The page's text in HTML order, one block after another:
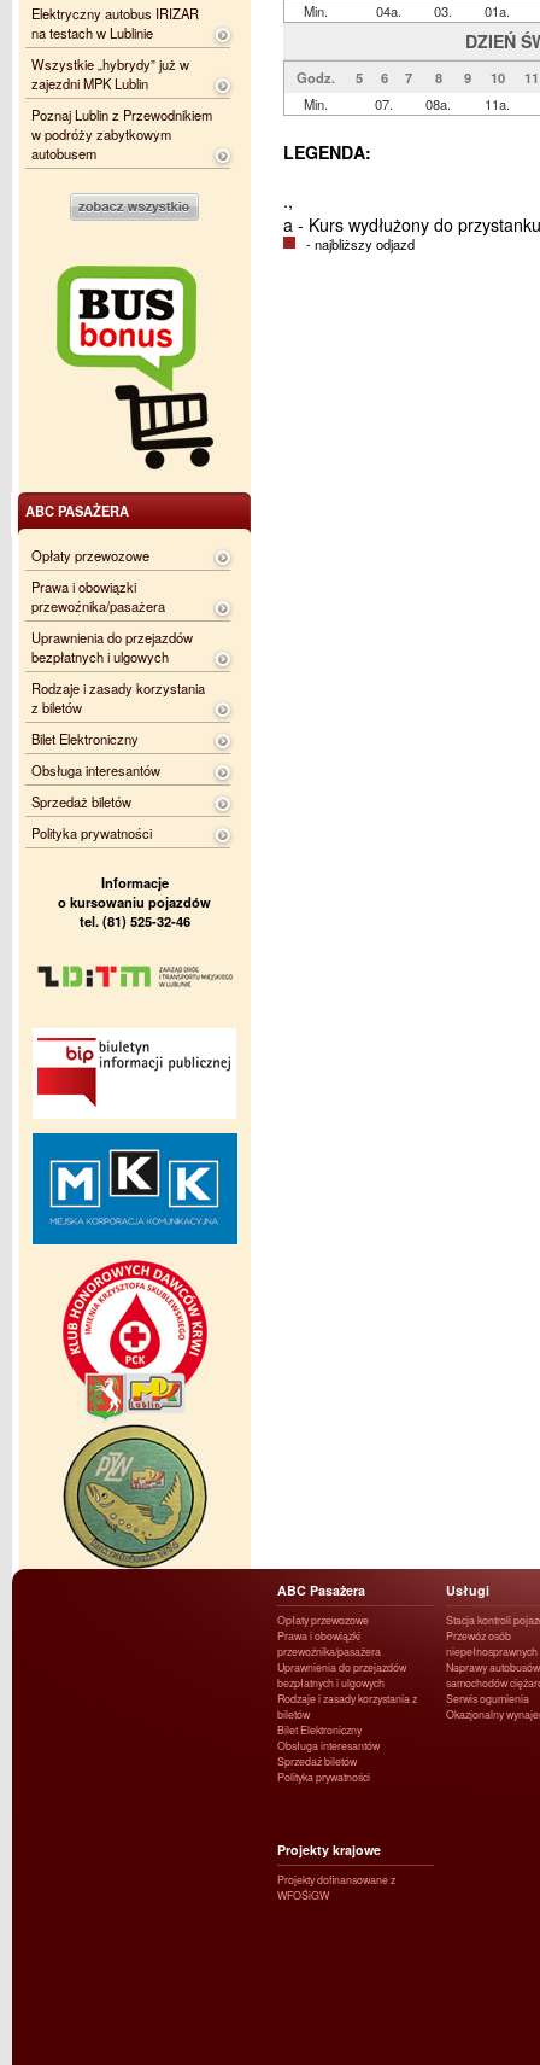
Min.
04a. 03. 01a.
DZIEŃ
Godz. 5 6 7 8 9 10
11
Min.
07. 08a. 11a.
LEGENDA:
.,
a - Kurs wydłużony do
- najbliższy odjazd
Elektryczny autobus IRIZAR
na testach w Lublinie
Wszystkie „hybrydy” już w
zajezdni MPK Lublin
Poznaj Lublin z Przewodnikiem
w podróży zabytkowym
autobusem
ABC PASAŻERA
Opłaty przewozowe
Prawa i obowiązki
przewoźnika/pasażera
Uprawnienia do przejazdów
bezpłatnych i ulgowych
Rodzaje i zasady korzystania
z biletów
Bilet Elektroniczny
Obsługa interesantów
Sprzedaż biletów
Polityka prywatności
Informacje
o kursowaniu pojazdów
tel. (81) 525-32-46
ABC Pasażera
Opłaty przewozowe
Prawa i obowiązki
przewoźnika/pasażera
Uprawnienia do przejazdów
bezpłatnych i ulgowych
Rodzaje i zasady korzystania z
biletów
Bilet Elektroniczny
Obsługa interesantów
Sprzedaż biletów
Polityka prywatności
Usługi
Stacja kontroli
Przewóz osób
niepełnosprawnych
Naprawy
samochodów
Serwis ogumienia
Okazjonalny
Projekty krajowe
Projekty dofinansowane z
WFOŚiGW